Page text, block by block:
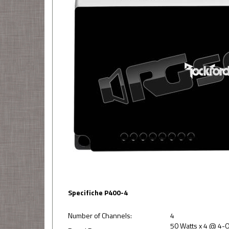
Specifiche P400-4
Number of Channels:
4
50 Watts x 4 @ 4-